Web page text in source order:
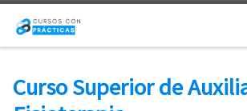
Saltar al contenido
Curso Superior de